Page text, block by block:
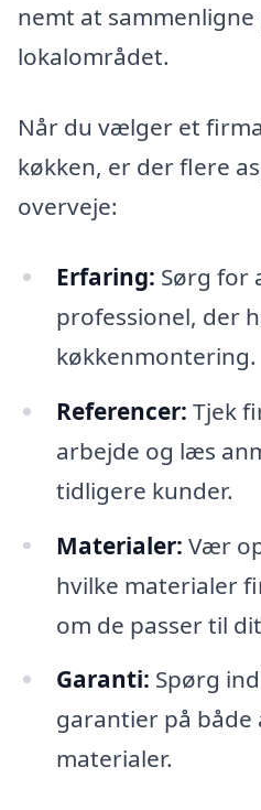
nemt at
lokalområdet.
Når du vælger et
køkken, er der flere
overveje:
Erfaring: Sørg for
professionel, der
køkkenmontering.
Referencer: Tjek
arbejde og læs
tidligere kunder.
Materialer: Vær
hvilke materialer
om de passer til
Garanti: Spørg
garantier på både
materialer.